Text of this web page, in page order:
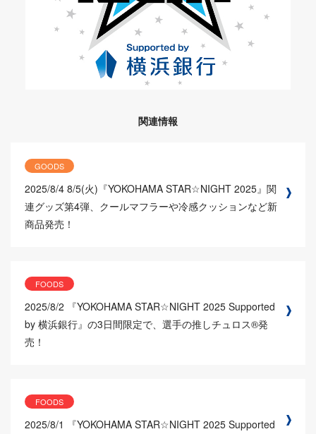
関連情報
GOODS
2025/8/4 8/5(火)『YOKOHAMA STAR☆NIGHT 2025』関
連グッズ第4弾、クールマフラーや冷感クッションなど新
商品発売！
FOODS
2025/8/2
『YOKOHAMA STAR☆NIGHT 2025 Supported
by 横浜銀行』の3日間限定で、選手の推しチュロス®発
売！
FOODS
2025/8/1
『YOKOHAMA STAR☆NIGHT 2025 Supported